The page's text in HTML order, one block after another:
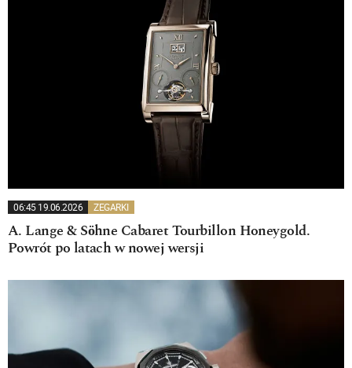
06:45 19.06.2026 ZEGARKI
A. Lange & Söhne Cabaret Tourbillon Honeygold.
Powrót po latach w nowej wersji